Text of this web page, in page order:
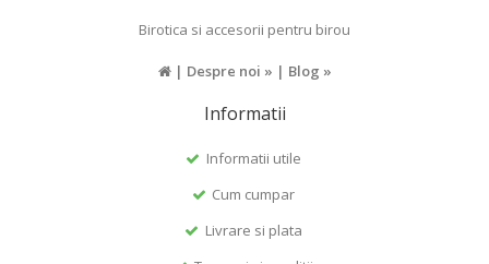
Birotica si accesorii pentru birou
| Despre noi » | Blog »
Informatii
Informatii utile
Cum cumpar
Livrare si plata